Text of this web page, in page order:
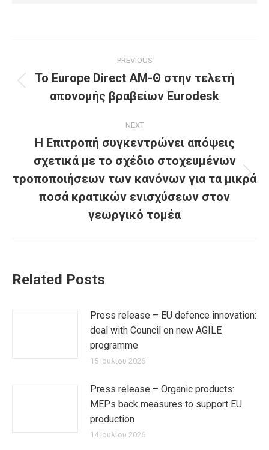
navigation
PREVIOUS
post:
To Europe Direct ΑΜ-Θ στην τελετή
απονομής βραβείων Eurodesk
NEXT
Next
post:
Η Επιτροπή συγκεντρώνει απόψεις
σχετικά με το σχέδιο στοχευμένων
τροποποιήσεων των κανόνων για τα μικρά
ποσά κρατικών ενισχύσεων στον
γεωργικό τομέα
Related Posts
Press release – EU defence innovation:
deal with Council on new AGILE
programme
15 Ιουλίου 2026
Press release – Organic products:
MEPs back measures to support EU
production
14 Ιουλίου 2026